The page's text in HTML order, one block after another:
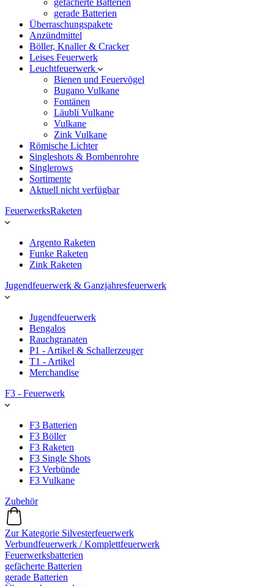
gefächerte Batterien
gerade Batterien
Überraschungspakete
Anzündmittel
Böller, Knaller & Cracker
Leises Feuerwerk
Leuchtfeuerwerk
Bienen und Feuervögel
Bugano Vulkane
Fontänen
Läubli Vulkane
Vulkane
Zink Vulkane
Römische Lichter
Singleshots & Bombenrohre
Singlerows
Sortimente
Aktuell nicht verfügbar
FeuerwerksRaketen
Argento Raketen
Funke Raketen
Zink Raketen
Jugendfeuerwerk & Ganzjahresfeuerwerk
Jugendfeuerwerk
Bengalos
Rauchgranaten
P1 - Artikel & Schallerzeuger
T1 - Artikel
Merchandise
F3 - Feuerwerk
F3 Batterien
F3 Böller
F3 Raketen
F3 Single Shots
F3 Verbünde
F3 Vulkane
Zubehör
Zur Kategorie Silvesterfeuerwerk
Verbundfeuerwerk / Komplettfeuerwerk
Feuerwerksbatterien
gefächerte Batterien
gerade Batterien